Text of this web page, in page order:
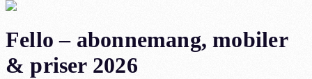
Fello – abonnemang, mobiler
& priser 2026